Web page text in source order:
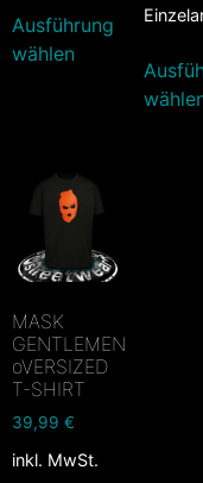
Ausführung
wählen
MASK
GENTLEMEN
oVERSIZED
T-SHIRT
39,99 €
inkl. MwSt.